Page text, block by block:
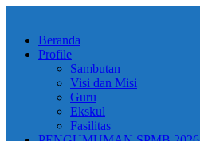
contentBeranda
Profile
Sambutan
Visi dan Misi
Guru
Ekskul
Fasilitas